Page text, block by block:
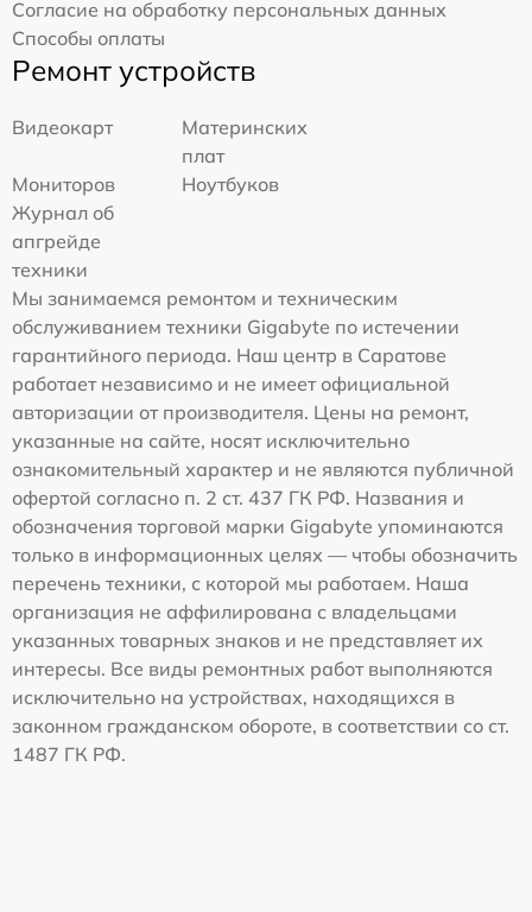
Согласие на обработку персональных данных
Способы оплаты
Ремонт устройств
Видеокарт
Материнских
плат
Мониторов
Ноутбуков
Журнал об
апгрейде
техники
Мы занимаемся ремонтом и техническим
обслуживанием техники Gigabyte по истечении
гарантийного периода. Наш центр в Саратове
работает независимо и не имеет официальной
авторизации от производителя. Цены на ремонт,
указанные на сайте, носят исключительно
ознакомительный характер и не являются публичной
офертой согласно п. 2 ст. 437 ГК РФ. Названия и
обозначения торговой марки Gigabyte упоминаются
только в информационных целях — чтобы обозначить
перечень техники, с которой мы работаем. Наша
организация не аффилирована с владельцами
указанных товарных знаков и не представляет их
интересы. Все виды ремонтных работ выполняются
исключительно на устройствах, находящихся в
законном гражданском обороте, в соответствии со ст.
1487 ГК РФ.